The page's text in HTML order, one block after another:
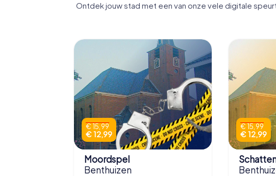
Ontdek jouw stad met een van onze vele digitale
€ 15,99
€ 12,99
Moordspel
Benthuizen
€ 15,99
€ 12,99